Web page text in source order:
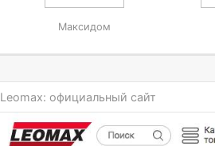
Максидом
Leomax: официальный сайт